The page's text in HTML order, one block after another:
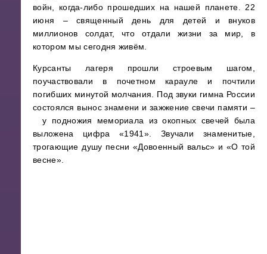
войн, когда-либо прошедших на нашей планете. 22
июня – священный день для детей и внуков
миллионов солдат, что отдали жизни за мир, в
котором мы сегодня живём.
Курсанты лагеря прошли строевым шагом,
поучаствовали в почетном карауле и почтили
погибших минутой молчания. Под звуки гимна России
состоялся вынос знамени и зажжение свечи памяти –
у подножия мемориала из окопных свечей была
выложена цифра «1941». Звучали знаменитые,
трогающие душу песни «Довоенный вальс» и «О той
весне».